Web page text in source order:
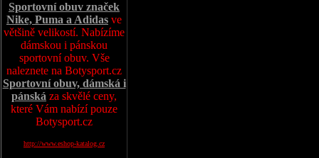
Sportovní obuv značek
Nike, Puma a Adidas ve
většině velikostí. Nabízíme
dámskou i pánskou
sportovní obuv. Vše
naleznete na Botysport.cz
Sportovní obuv, dámská i
pánská za skvělé ceny,
které Vám nabízí pouze
Botysport.cz
http://www.eshop-katalog.cz